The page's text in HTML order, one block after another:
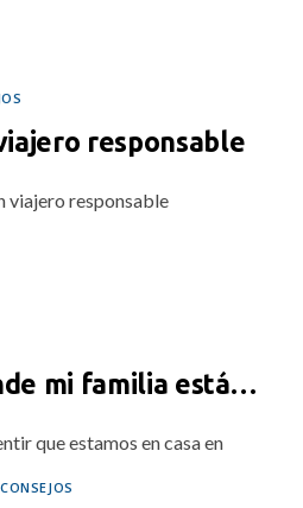
25, 2018
responsable
viajero responsable
mi familia está…
que estamos en casa en
CONSEJOS